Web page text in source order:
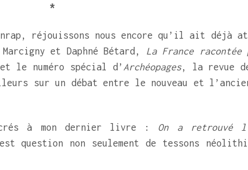
*
réjouissons nous encore qu’il ait déjà
et Daphné Bétard, La France
le numéro spécial d’ Archéopages, la revue
sur un débat entre le nouveau et
à mon dernier livre : On a retrouvé
non seulement de tessons